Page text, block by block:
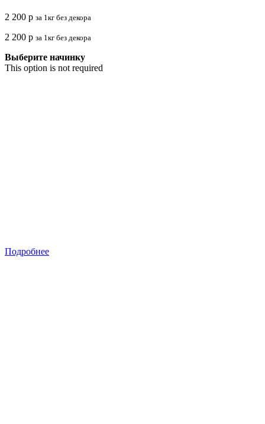
2 200 р за 1кг без декора
2 200 р за 1кг без декора
Выберите начинку
This option is not required
Подробнее